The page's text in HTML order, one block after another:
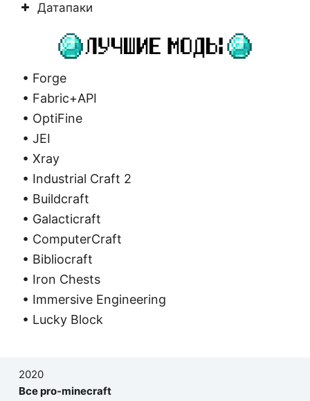
Датапаки
• Forge
• Fabric+API
• OptiFine
• JEI
• Xray
• Industrial Craft 2
• Buildcraft
• Galacticraft
• ComputerCraft
• Bibliocraft
• Iron Chests
• Immersive Engineering
• Lucky Block
2020
Все pro-minecraft